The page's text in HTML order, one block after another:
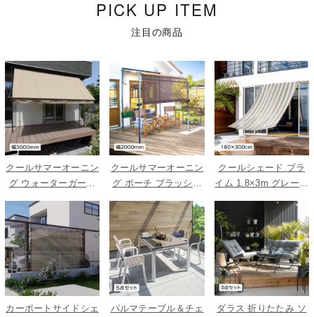
PICK UP ITEM
注目の商品
クールサマーオーニン
グ ウォーターガード
ベージュ 3000
クールサマーオーニン
グ ポーチ ブラッシュ
ウッド 2000
クールシェード プラ
イム 1.8×3m グレース
トライプ
カーポートサイドシェ
パルマテーブル＆チェ
ダラス 折りたたみ ソ